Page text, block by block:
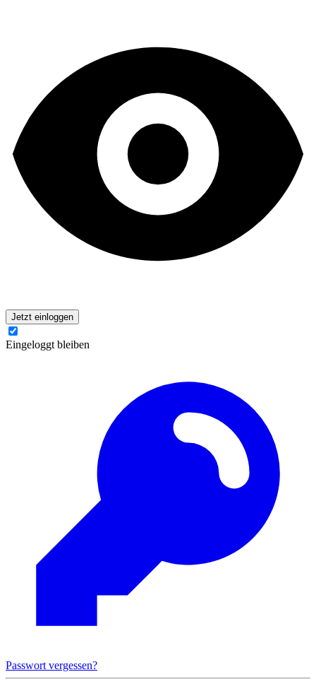
Jetzt einloggen
Eingeloggt bleiben
Passwort vergessen?